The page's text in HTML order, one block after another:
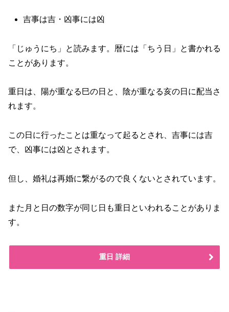
吉事は吉・凶事には凶
「じゅうにち」と読みます。暦には「ちう日」と書かれる
ことがあります。
重日は、陽が重なる巳の日と、陰が重なる亥の日に配当さ
れます。
この日に行ったことは重なって起るとされ、吉事には吉
で、凶事には凶とされます。
但し、婚礼は再婚に繋がるので良くないとされています。
また月と日の数字が同じ日も重日といわれることがありま
す。
重日 詳細